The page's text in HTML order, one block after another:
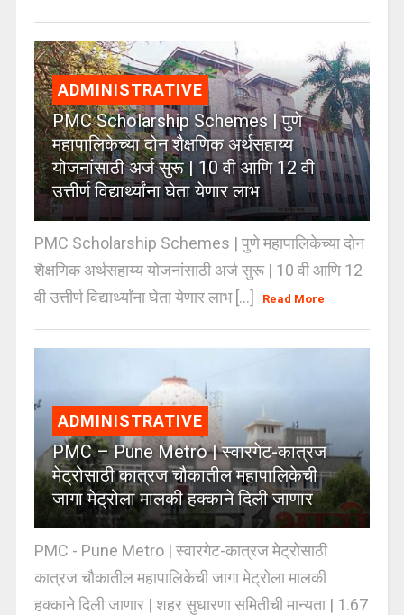
ADMINISTRATIVE
PMC Scholarship Schemes | पुणे
महापालिकेच्या दोन शैक्षणिक अर्थसहाय्य
योजनांसाठी अर्ज सुरू | 10 वी आणि 12 वी
उत्तीर्ण विद्यार्थ्यांना घेता येणार लाभ
PMC Scholarship Schemes | पुणे महापालिकेच्या दोन
शैक्षणिक अर्थसहाय्य योजनांसाठी अर्ज सुरू | 10 वी आणि 12
वी उत्तीर्ण विद्यार्थ्यांना घेता येणार लाभ [...]
Read More
ADMINISTRATIVE
PMC – Pune Metro | स्वारगेट-कात्रज
मेट्रोसाठी कात्रज चौकातील महापालिकेची
जागा मेट्रोला मालकी हक्काने दिली जाणार
PMC - Pune Metro | स्वारगेट-कात्रज मेट्रोसाठी
कात्रज चौकातील महापालिकेची जागा मेट्रोला मालकी
हक्काने दिली जाणार | शहर सुधारणा समितीची मान्यता | 1.67